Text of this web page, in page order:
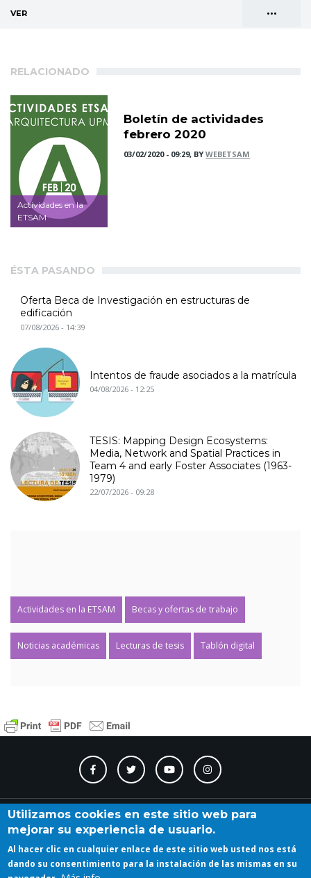
•••
VER
RELACIONADO
Actividades en la
ETSAM
Boletín de actividades
febrero 2020
03/02/2020 - 09:29, BYWEBETSAM
ÉSTA PASANDO
Oferta Beca de Investigación en estructuras de
edificación
07/08/2026 - 14:39
Intentos de fraude asociados a la matrícula
04/08/2026 - 12:25
TESIS: Mapping Design Ecosystems:
Media, Network and Spatial Practices in
Team 4 and early Foster Associates (1963-
1979)
22/07/2026 - 09:28
Actividades en la ETSAM Becas y ofertas de trabajo
Noticias académicas Lecturas de tesis Tablón digital
Contacto Accesibilidad Directorio Calendario
Iniciar sesión
Utilizamos cookies en este sitio web para
mejorar su experiencia de usuario.
Al hacer clic en cualquier enlace de este sitio web usted nos está
dando su consentimiento para la instalación de las mismas en su